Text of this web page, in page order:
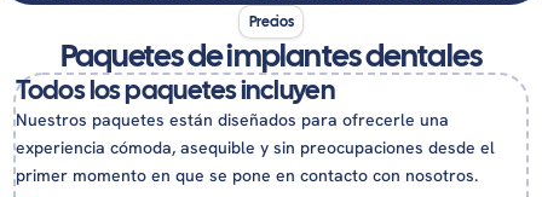
Precios
Paquetes de implantes dentales
Todos los paquetes incluyen
Nuestros paquetes están diseñados para ofrecerle una
experiencia cómoda, asequible y sin preocupaciones desde el
primer momento en que se pone en contacto con nosotros.